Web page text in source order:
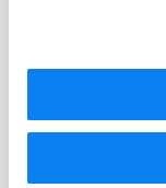
21 -
ATC
N02
Iné